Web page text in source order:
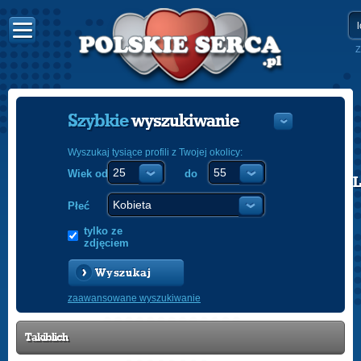
POLISH
Szybkiewyszukiwanie
Wyszukaj tysiące profili z Twojej okolicy:
Wiek od do
Płeć
tylko ze
zdjęciem
Wyszukaj
zaawansowane wyszukiwanie
Takiblich